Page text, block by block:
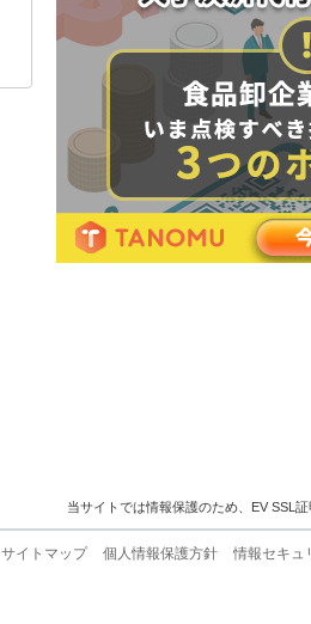
当サイトでは情報保護のため、EV SSL
サイトマップ 個人情報保護方針 情報セキュ